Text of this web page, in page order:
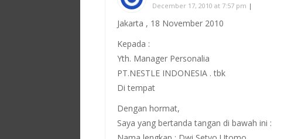
December 17, 2010 at 7:57 pm |
Jakarta , 18 November 2010
Kepada :
Yth. Manager Personalia
PT.NESTLE INDONESIA . tbk
Di tempat
Dengan hormat,
Saya yang bertanda tangan di bawah ini :